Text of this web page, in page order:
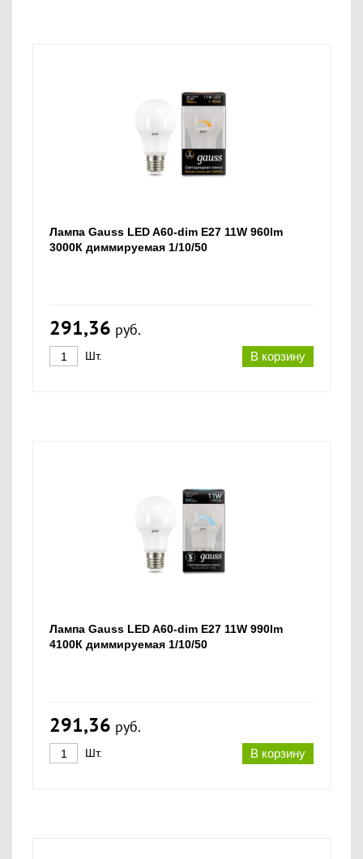
Лампа Gauss LED A60-dim E27 11W 960lm
3000К диммируемая 1/10/50
291,36 руб.
В корзину
Шт.
Лампа Gauss LED A60-dim E27 11W 990lm
4100К диммируемая 1/10/50
291,36 руб.
В корзину
Шт.